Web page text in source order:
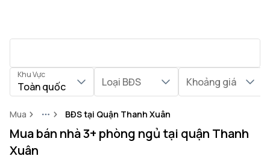
Khu Vực
Toàn quốc Loại BĐS Khoảng giá
Mua MoreBĐS tại Quận Thanh Xuân
Mua bán nhà 3+ phòng ngủ tại quận Thanh
Xuân